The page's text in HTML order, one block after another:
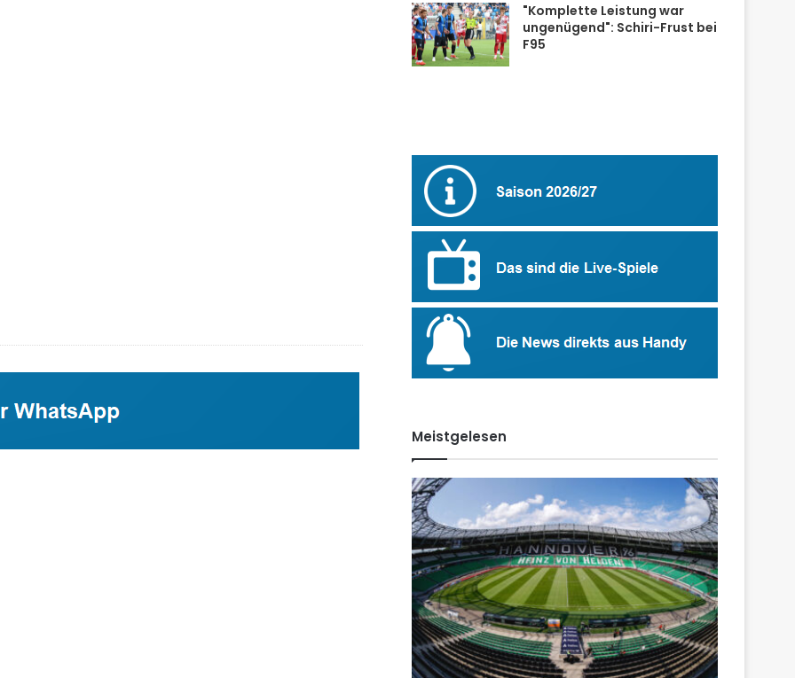
"Komplette Leistung war
ungenügend": Schiri-Frust bei
F95
Meistgelesen